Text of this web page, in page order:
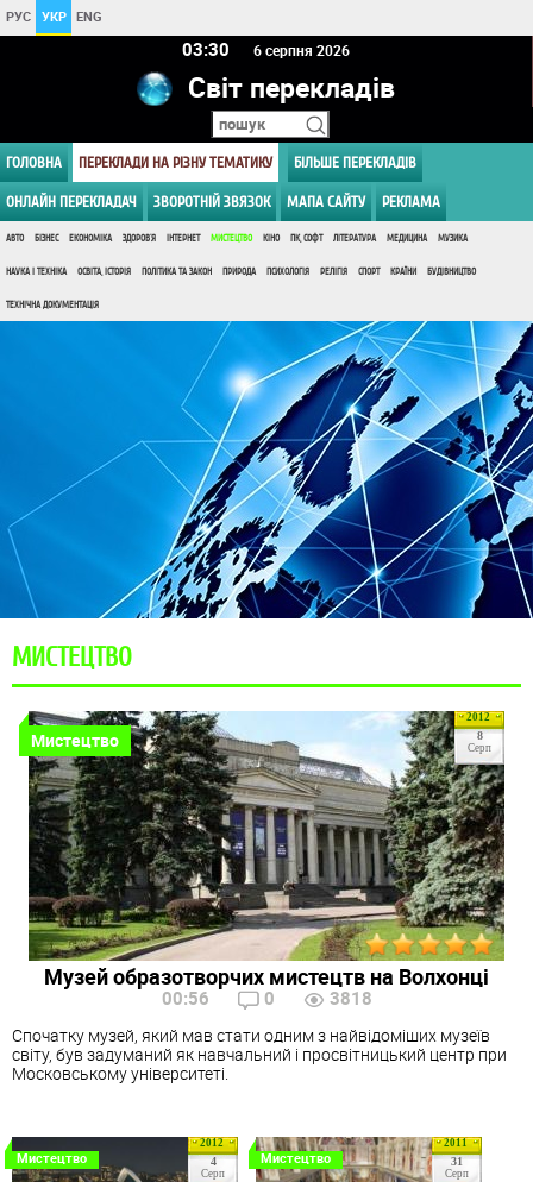
РУС УКР ENG
03:30 6 серпня 2026
Світ перекладів
ГОЛОВНА ПЕРЕКЛАДИ НА РІЗНУ ТЕМАТИКУ БІЛЬШЕ ПЕРЕКЛАДІВ
ОНЛАЙН ПЕРЕКЛАДАЧ ЗВОРОТНІЙ ЗВЯЗОК МАПА САЙТУ РЕКЛАМА
АВТО БІЗНЕС ЕКОНОМІКА ЗДОРОВ'Я ІНТЕРНЕТ МИСТЕЦТВО КІНО ПК, СОФТ ЛІТЕРАТУРА МЕДИЦИНА МУЗИКА
НАУКА І ТЕХНІКА ОСВІТА, ІСТОРІЯ ПОЛІТИКА ТА ЗАКОН ПРИРОДА ПСИХОЛОГІЯ РЕЛІГІЯ СПОРТ КРАЇНИ БУДІВНИЦТВО
ТЕХНІЧНА ДОКУМЕНТАЦІЯ
МИСТЕЦТВО
2012
8
Серп
Мистецтво
Музей образотворчих мистецтв на Волхонці
00:56 0 3818
Спочатку музей, який мав стати одним з найвідоміших музеїв
світу, був задуманий як навчальний і просвітницький центр при
Московському університеті.
2012
4
Серп
Мистецтво
2011
31
Серп
Мистецтво